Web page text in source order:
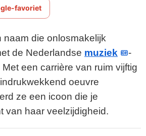
favoriet
naam die onlosmakelijk
de Nederlandse muziek
-
een carrière van ruim vijftig
oeuvre
ze een icoon die je
van haar veelzijdigheid.